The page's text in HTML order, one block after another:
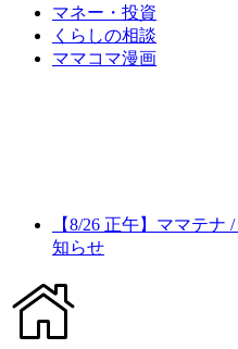
マネー・投資
くらしの相談
ママコマ漫画
【8/26 正午】ママテナ
知らせ